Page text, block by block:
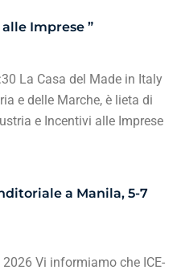
Imprese ”
La Casa del Made in Italy
e delle Marche, è lieta di
e Incentivi alle Imprese
a Manila, 5-7
Vi informiamo che ICE-